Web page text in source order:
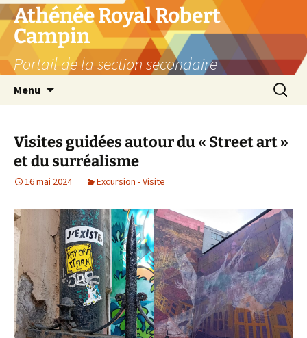
Aller
au
contenu
Athénée Royal Robert
Campin
Portail de la section secondaire
Menu
Visites guidées autour du « Street art »
et du surréalisme
16 mai 2024 Excursion - Visite